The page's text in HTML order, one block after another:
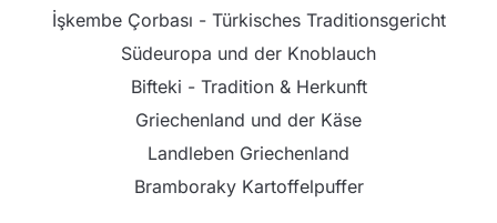
İşkembe Çorbası - Türkisches Traditionsgericht
Südeuropa und der Knoblauch
Bifteki - Tradition & Herkunft
Griechenland und der Käse
Landleben Griechenland
Bramboraky Kartoffelpuffer